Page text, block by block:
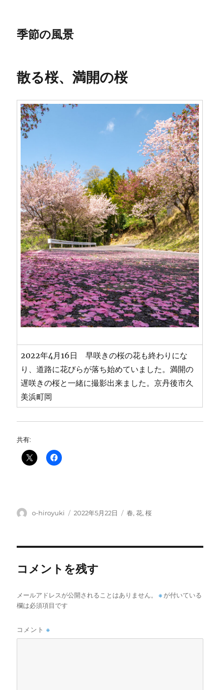
季節の風景
散る桜、満開の桜
2022年4月16日 早咲きの桜の花も終わりにな
り、道路に花びらが落ち始めていました。満開の
遅咲きの桜と一緒に撮影出来ました。京丹後市久
美浜町岡
共有:
投
o-hiroyuki
投
2022年5月22日
カ
春,花,桜
コメントを残す
メールアドレスが公開されることはありません。 ※ が付いている
欄は必須項目です
コメント※